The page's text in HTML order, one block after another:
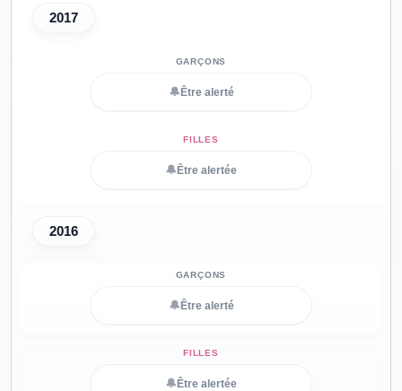
2017
🔔 Être alerté
🔔 Être alertée
2016
🔔 Être alerté
🔔 Être alertée